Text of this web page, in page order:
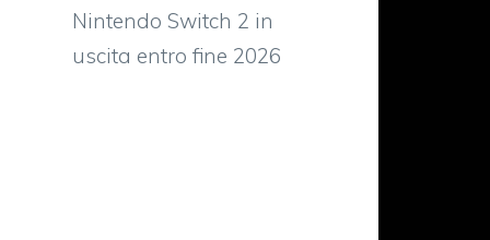
Nintendo Switch 2 in
uscita entro fine 2026